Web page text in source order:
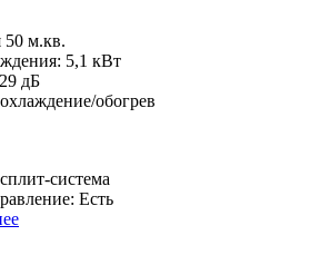
м.кв.
5,1 кВт
дБ
обогрев
система
Есть